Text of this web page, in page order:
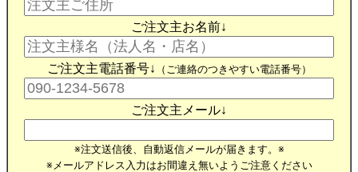
ご注文主お名前↓
ご注文主電話番号↓ （ご連絡のつきやすい電話番号）
ご注文主メール↓
※注文送信後、自動返信メールが届きます。※
※メールアドレス入力はお間違え無いようご注意ください